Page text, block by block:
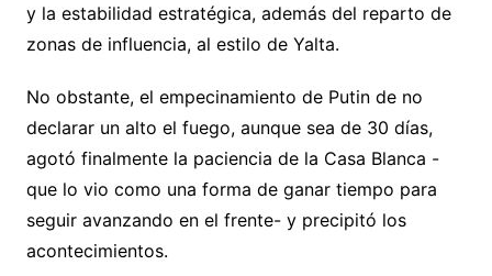
y la estabilidad estratégica, además del reparto de
zonas de influencia, al estilo de Yalta.
No obstante, el empecinamiento de Putin de no
declarar un alto el fuego, aunque sea de 30 días,
agotó finalmente la paciencia de la Casa Blanca -
que lo vio como una forma de ganar tiempo para
seguir avanzando en el frente- y precipitó los
acontecimientos.